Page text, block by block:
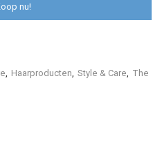
nu!
, Haarproducten, Style & Care, The